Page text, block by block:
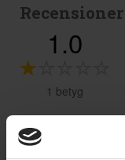
Recensioner
1.0
1 betyg
Recensioner (1)